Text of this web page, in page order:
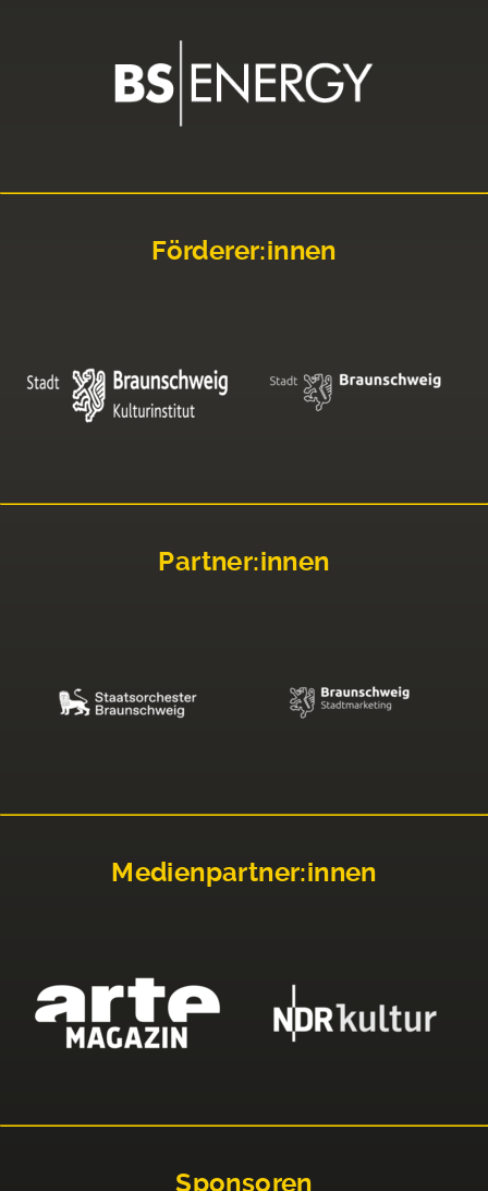
Förderer:innen
Partner:innen
Medienpartner:innen
Sponsoren